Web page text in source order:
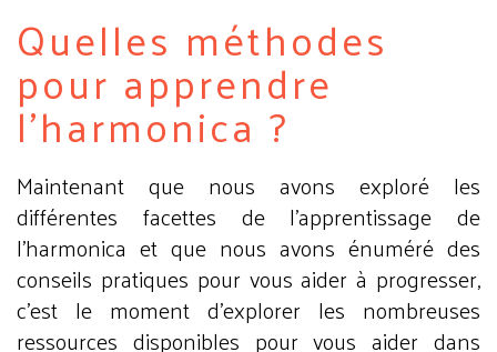
Quelles méthodes
pour apprendre
l'harmonica ?
Maintenant que nous avons exploré les
différentes facettes de l'apprentissage de
l'harmonica et que nous avons énuméré des
conseils pratiques pour vous aider à progresser,
c'est le moment d'explorer les nombreuses
ressources disponibles pour vous aider dans